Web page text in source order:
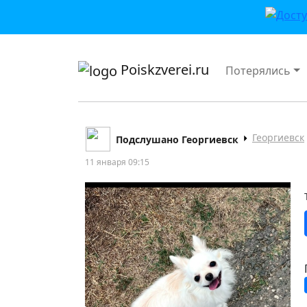
Poiskzverei.ru Потерялись
Подслушано Георгиевск Георгиевск
11 января 09:15